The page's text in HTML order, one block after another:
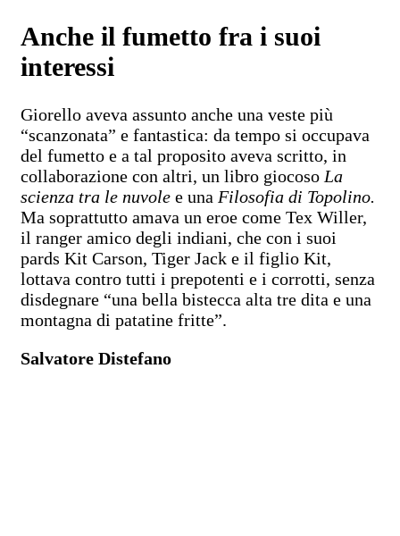
Anche il fumetto fra i suoi
interessi
Giorello aveva assunto anche una veste più
“scanzonata” e fantastica: da tempo si occupava
del fumetto e a tal proposito aveva scritto, in
collaborazione con altri, un libro giocoso La
scienza tra le nuvole e una Filosofia di Topolino.
Ma soprattutto amava un eroe come Tex Willer,
il ranger amico degli indiani, che con i suoi
pards Kit Carson, Tiger Jack e il figlio Kit,
lottava contro tutti i prepotenti e i corrotti, senza
disdegnare “una bella bistecca alta tre dita e una
montagna di patatine fritte”.
Salvatore Distefano